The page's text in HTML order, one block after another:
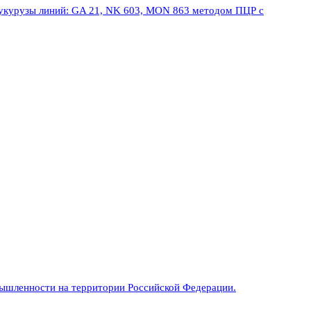
линий: GA 21, NK 603, MON 863 методом ПЦР с
на территории Российской Федерации.